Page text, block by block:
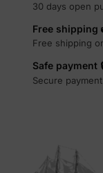
30 days open
Free shipping
Free shipping
Safe payment
Secure